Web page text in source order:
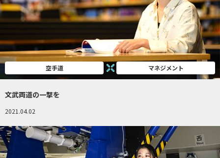
空手道 マネジメント
文武両道の一撃を
2021.04.02